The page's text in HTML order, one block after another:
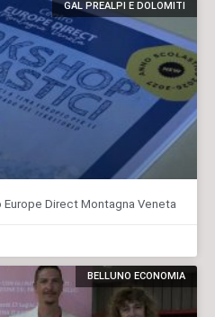
GAL PREALPI E DOLOMITI
Direct Montagna Veneta
BELLUNO ECONOMIA